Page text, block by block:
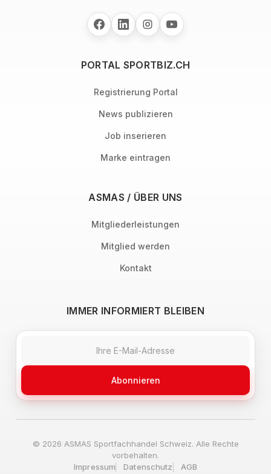
PORTAL SPORTBIZ.CH
Registrierung Portal
News publizieren
Job inserieren
Marke eintragen
ASMAS / ÜBER UNS
Mitgliederleistungen
Mitglied werden
Kontakt
IMMER INFORMIERT BLEIBEN
Abonnieren
© 2026 ASMAS Sportfachhandel Schweiz. Alle Rechte
vorbehalten.
Impressum
Datenschutz AGB